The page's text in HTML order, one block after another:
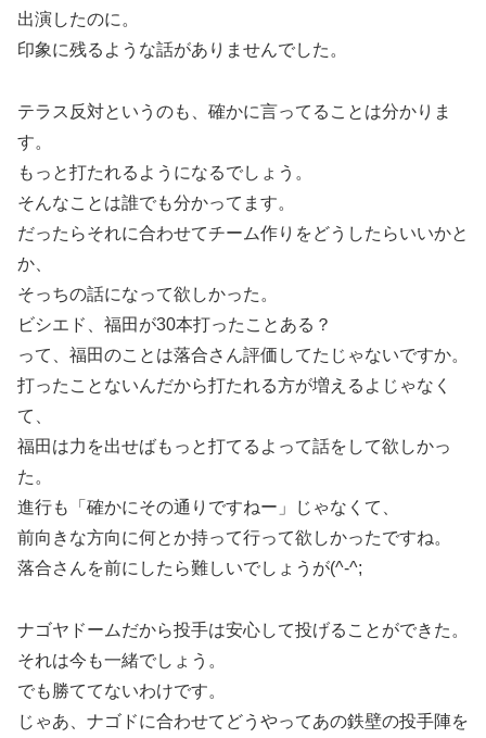
出演したのに。
印象に残るような話がありませんでした。
テラス反対というのも、確かに言ってることは分かりま
す。
もっと打たれるようになるでしょう。
そんなことは誰でも分かってます。
だったらそれに合わせてチーム作りをどうしたらいいかと
か、
そっちの話になって欲しかった。
ビシエド、福田が30本打ったことある？
って、福田のことは落合さん評価してたじゃないですか。
打ったことないんだから打たれる方が増えるよじゃなく
て、
福田は力を出せばもっと打てるよって話をして欲しかっ
た。
進行も「確かにその通りですねー」じゃなくて、
前向きな方向に何とか持って行って欲しかったですね。
落合さんを前にしたら難しいでしょうが(^-^;
ナゴヤドームだから投手は安心して投げることができた。
それは今も一緒でしょう。
でも勝ててないわけです。
じゃあ、ナゴドに合わせてどうやってあの鉄壁の投手陣を